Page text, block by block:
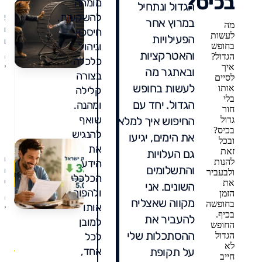
מה
לעשות
בחופש
הגדול?
איך
לסיים
אותו
בלי
חור
גדול
בכיס?
ובכל
זאת
להנות
ולבעביר
את
הזמן
בחופשה
בכיף.
החופש
הגדול
לא
חייב
הגדול ונתחיל
במרוץ אחר
הפעילויות
והאטרקציות
ובאתגר מה
לעשות בחופש
הגדול. יחד עם
החיפוש איך למלא
את הימים, יגיעו
גם העלויות
והתשלומים
השונים. אני
מקווה שאצליח
להעביר את
ההסתכלות שלי
על תקופת
מומחה
להשקעות,
חיסכון
וניהול
כלכלה
בצורה
קלילה
ומהנה.
שואף
להנגיש
את
הידע
הכלכלי
ולהפוך
אותו
למובן
לכל
אחד,
0
0